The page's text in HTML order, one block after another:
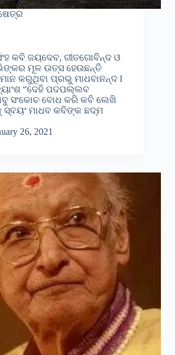
କବି ଜୟଦେବ, ଗୀତଗୋବିନ୍ଦ ଓ
ମୂଳ ଉତ୍ସ ହେଉଛନ୍ତି
କରୁଥିବା ପ୍ରଭୁ ମାଧବାନନ୍ଦ l
“ଦେହି ପଦପଲ୍ଲବ
ସଂକୋଚ ବୋଧ କରି କବି ଲେଖି
ସ୍ବୟଂ ମାଧବ କବିଙ୍କ ଛଦ୍ମ
26, 2021